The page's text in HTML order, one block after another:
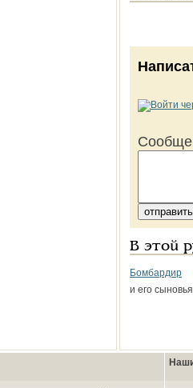
В этой
Бомбардир
и его сыновья